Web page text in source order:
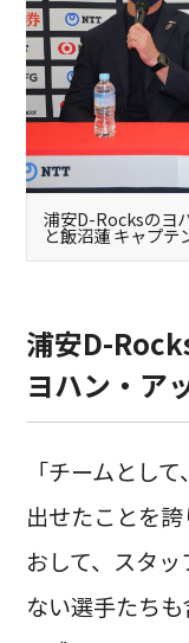
浦安D-Rocksのヨ
と飯沼蓮 キャプテ
浦安D-
ヨハン・ア
「チームとし
出せたことを
おして、スタ
ない選手たち